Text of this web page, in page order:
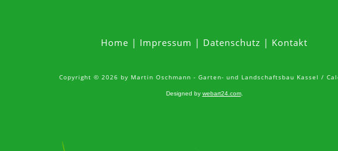
Home | Impressum | Datenschutz | Kontakt
Copyright © 2026 by Martin Oschmann - Garten- und Landschaftsbau Kassel /
Designed by webart24.com.